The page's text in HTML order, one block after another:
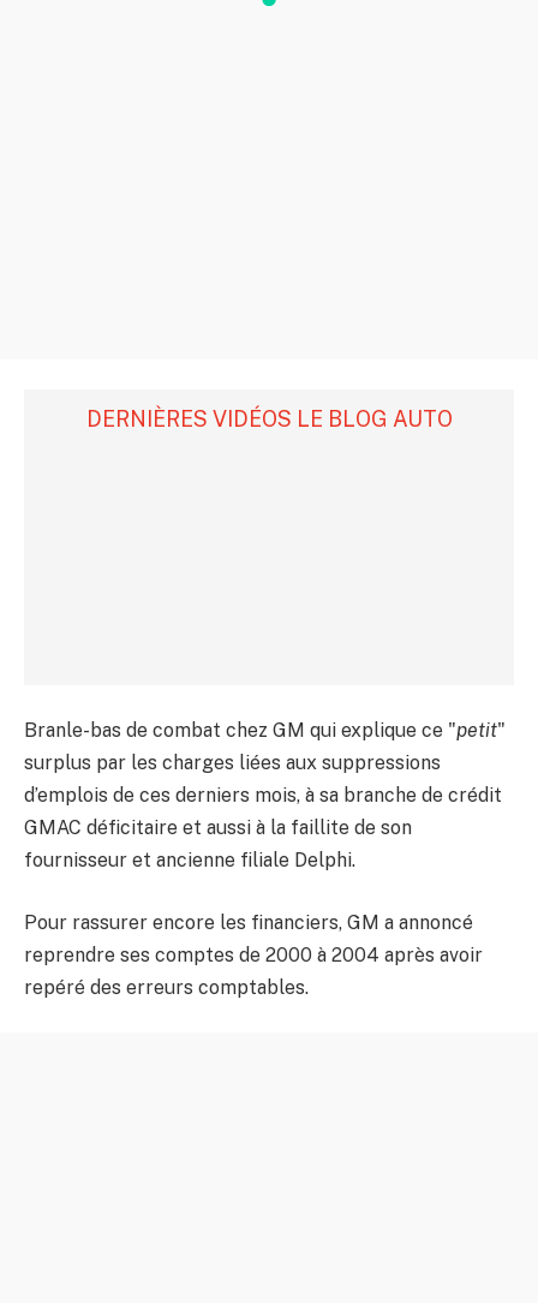
DERNIÈRES VIDÉOS LE BLOG AUTO
Branle-bas de combat chez GM qui explique ce "petit"
surplus par les charges liées aux suppressions
d’emplois de ces derniers mois, à sa branche de crédit
GMAC déficitaire et aussi à la faillite de son
fournisseur et ancienne filiale Delphi.
Pour rassurer encore les financiers, GM a annoncé
reprendre ses comptes de 2000 à 2004 après avoir
repéré des erreurs comptables.